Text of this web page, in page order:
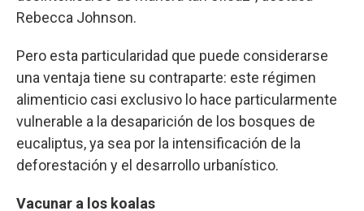
Rebecca Johnson.
Pero esta particularidad que puede considerarse
una ventaja tiene su contraparte: este régimen
alimenticio casi exclusivo lo hace particularmente
vulnerable a la desaparición de los bosques de
eucaliptus, ya sea por la intensificación de la
deforestación y el desarrollo urbanístico.
Vacunar a los koalas